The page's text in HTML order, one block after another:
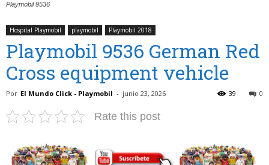
Playmobil 9536
Hospital Playmobil playmobil Playmobil 2018
Playmobil 9536 German Red
Cross equipment vehicle
Por El Mundo Click - Playmobil - junio 23, 2026 0
39
Rate this post